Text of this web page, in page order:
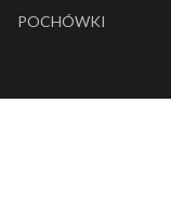
POCHÓWKI
- LINK DO SERWISU